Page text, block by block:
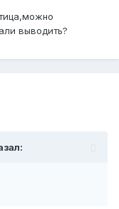
выводить?